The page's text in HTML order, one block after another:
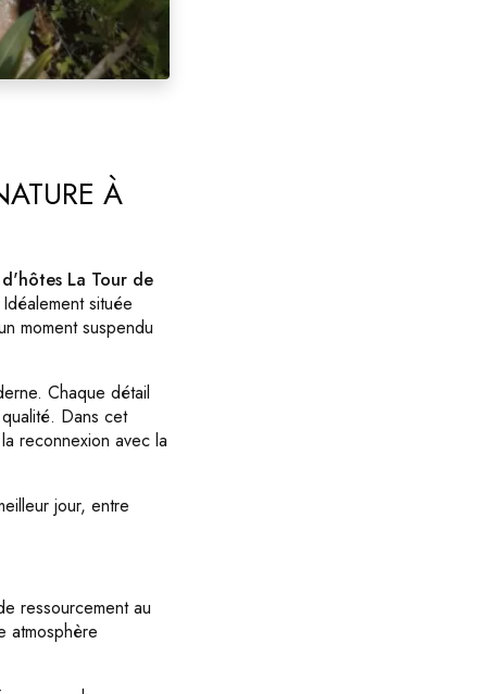
À
La Tour de
située
moment suspendu
Chaque détail
Dans cet
reconnexion avec la
jour, entre
ressourcement au
atmosphère